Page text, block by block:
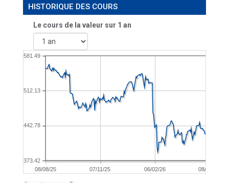
HISTORIQUE DES COURS
Le cours de la valeur sur 1 an
08/08/25 07/11/25 06/02/26 08/05/26
373.42
442.78
512.13
581.49